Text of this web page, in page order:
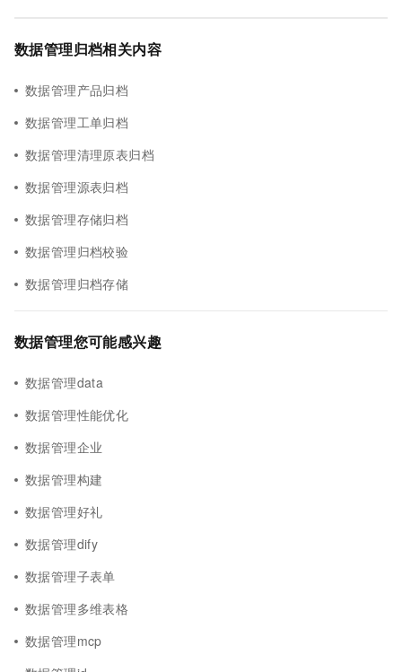
数据管理归档相关内容
数据管理产品归档
数据管理工单归档
数据管理清理原表归档
数据管理源表归档
数据管理存储归档
数据管理归档校验
数据管理归档存储
数据管理您可能感兴趣
数据管理data
数据管理性能优化
数据管理企业
数据管理构建
数据管理好礼
数据管理dify
数据管理子表单
数据管理多维表格
数据管理mcp